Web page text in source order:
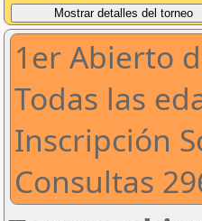
1er Abierto
Todas las
Inscripción
Consultas